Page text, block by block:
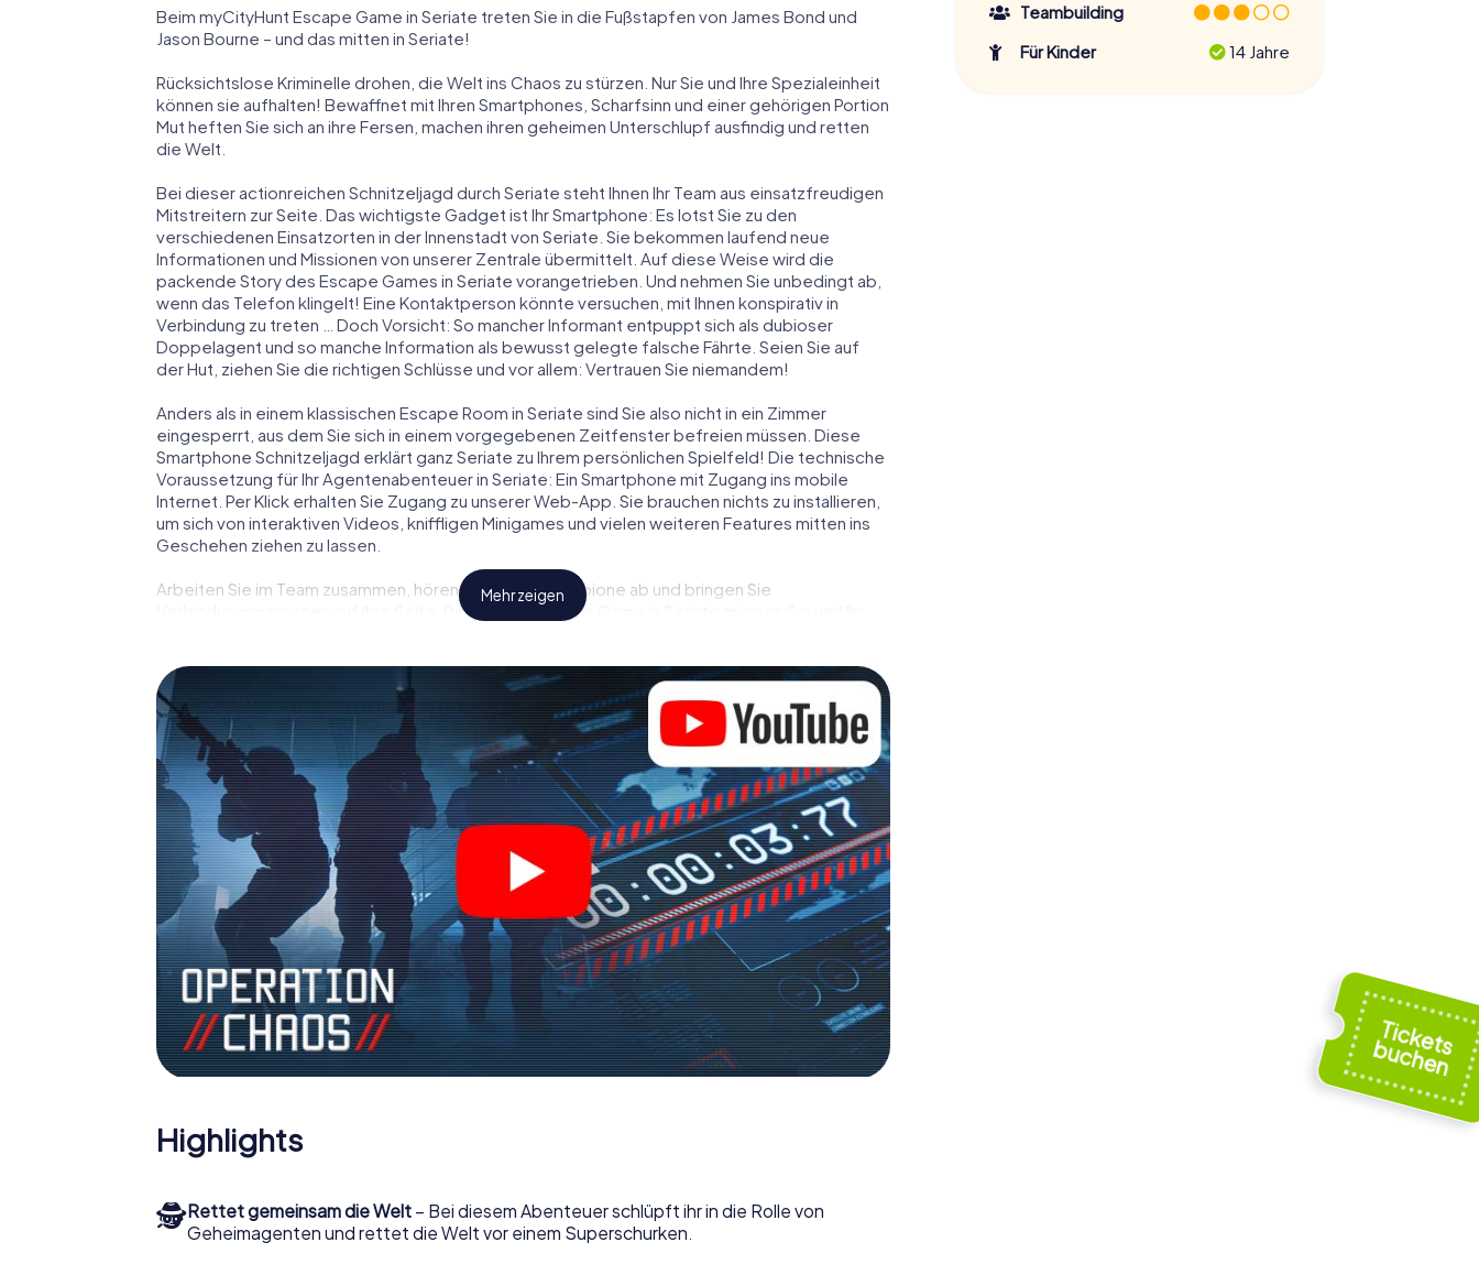
Beim myCityHunt Escape Game in Seriate treten Sie in die Fußstapfen von James Bond und
Jason Bourne – und das mitten in Seriate!
Rücksichtslose Kriminelle drohen, die Welt ins Chaos zu stürzen. Nur Sie und Ihre Spezialeinheit
können sie aufhalten! Bewaffnet mit Ihren Smartphones, Scharfsinn und einer gehörigen Portion
Mut heften Sie sich an ihre Fersen, machen ihren geheimen Unterschlupf ausfindig und retten
die Welt.
Bei dieser actionreichen Schnitzeljagd durch Seriate steht Ihnen Ihr Team aus einsatzfreudigen
Mitstreitern zur Seite. Das wichtigste Gadget ist Ihr Smartphone: Es lotst Sie zu den
verschiedenen Einsatzorten in der Innenstadt von Seriate. Sie bekommen laufend neue
Informationen und Missionen von unserer Zentrale übermittelt. Auf diese Weise wird die
packende Story des Escape Games in Seriate vorangetrieben. Und nehmen Sie unbedingt ab,
wenn das Telefon klingelt! Eine Kontaktperson könnte versuchen, mit Ihnen konspirativ in
Verbindung zu treten … Doch Vorsicht: So mancher Informant entpuppt sich als dubioser
Doppelagent und so manche Information als bewusst gelegte falsche Fährte. Seien Sie auf
der Hut, ziehen Sie die richtigen Schlüsse und vor allem: Vertrauen Sie niemandem!
Anders als in einem klassischen Escape Room in Seriate sind Sie also nicht in ein Zimmer
eingesperrt, aus dem Sie sich in einem vorgegebenen Zeitfenster befreien müssen. Diese
Smartphone Schnitzeljagd erklärt ganz Seriate zu Ihrem persönlichen Spielfeld! Die technische
Voraussetzung für Ihr Agentenabenteuer in Seriate: Ein Smartphone mit Zugang ins mobile
Internet. Per Klick erhalten Sie Zugang zu unserer Web-App. Sie brauchen nichts zu installieren,
um sich von interaktiven Videos, kniffligen Minigames und vielen weiteren Features mitten ins
Geschehen ziehen zu lassen.
Arbeiten Sie im Team zusammen, hören Sie feindliche Spione ab und bringen Sie
Verbindungspersonen auf Ihre Seite. Bei diesem Escape Game in Seriate müssen Sie und Ihr
Team im Highscore von Seriate und erhalten Zugang zu Ihrer ganz persönlichen Bildergalerie.
Das myCityHunt Escape Game macht Seriate zu Ihrem ganz persönlichen Erlebnisspielplatz.
Holen Sie sich Ihre Tickets in die Welt der Spionage und Geheimagenten und verwandeln Sie
Seriate in einen Outdoor Escape Room!
Mehr zeigen
Highlights
🕵Rettet gemeinsam die Welt – Bei diesem Abenteuer schlüpft ihr in die Rolle von
Geheimagenten und rettet die Welt vor einem Superschurken.
Teambuilding
Für Kinder
14 Jahre